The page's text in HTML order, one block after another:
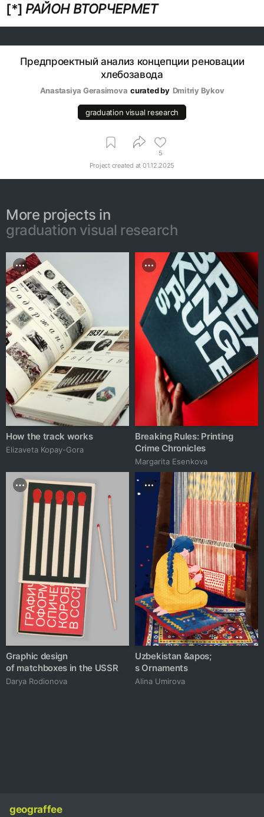
[*] РАЙОН ВТОРЧЕРМЕТ
Предпроектный анализ концепции реновации
хлебозавода
Anastasiya Gerasimova curated by Dmitriy Bykov
graduation visual research
5
Project created at 01.12.2025
More projects in
graduation visual research
How the track works
Elizaveta Kopay-Gora
Breaking Rules: Printing
Crime Chronicles
Margarita Esenkova
Graphic design
of matchboxes in the USSR
Darya Rodionova
Uzbekistan &apos;
s Ornaments
Alina Umirova
geograffee